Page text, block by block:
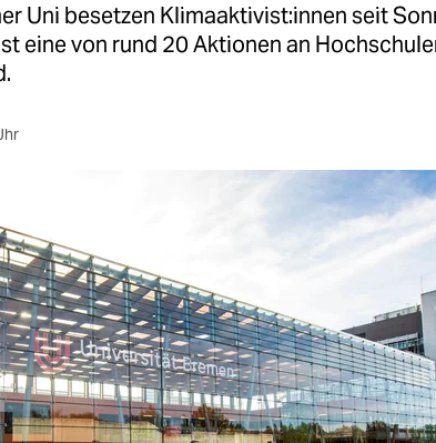
Uni besetzen Kli­ma­ak­ti­vis­t:in­nen seit
eine von rund 20 Aktionen an